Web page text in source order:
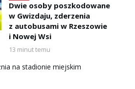
Dwie osoby poszkodowane
w Gwizdaju, zderzenia
z autobusami w Rzeszowie
i Nowej Wsi
13 minut temu
na stadionie miejskim